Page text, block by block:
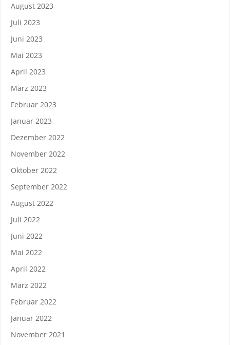
August 2023
Juli 2023
Juni 2023
Mai 2023
April 2023
März 2023
Februar 2023
Januar 2023
Dezember 2022
November 2022
Oktober 2022
September 2022
August 2022
Juli 2022
Juni 2022
Mai 2022
April 2022
März 2022
Februar 2022
Januar 2022
November 2021